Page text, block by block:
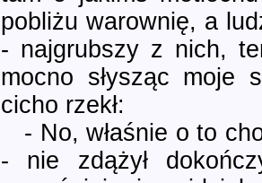
pobliżu warownię, a
- najgrubszy z nich,
mocno słysząc moje
cicho rzekł:
- No, właśnie o to
- nie zdążył